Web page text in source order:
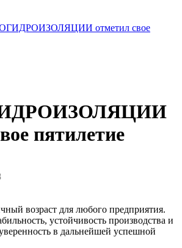
отметил свое
пятилетие
возраст для любого предприятия.
устойчивость производства и
в дальнейшей успешной